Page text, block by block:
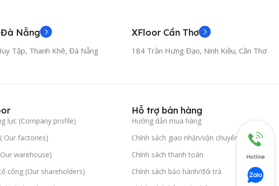
Nẵng
Tập, Thanh Khê, Đà Nẵng
XFloor Cần Thơ
184 Trần Hưng Đạo, Ninh Kiều, Cần Thơ
lực (Company profile)
Our factories)
warehouse)
công (Our shareholders)
Hỗ trợ bán hàng
Hướng dẫn mua hàng
Chính sách giao nhận/vận chuyển
Chính sách thanh toán
Chính sách bảo hành/đổi trả
Hotline